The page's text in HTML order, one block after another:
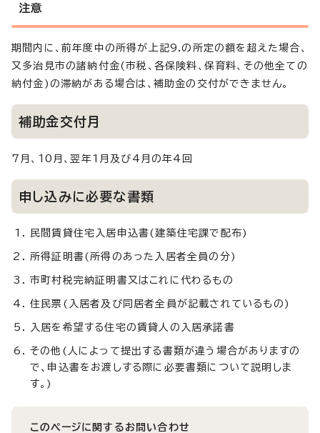
注意
期間内に、前年度中の所得が上記9.の所定の額を超えた場合、
又多治見市の諸納付金(市税、各保険料、保育料、その他全ての
納付金)の滞納がある場合は、補助金の交付ができません。
補助金交付月
7月、10月、翌年1月及び4月の年4回
申し込みに必要な書類
民間賃貸住宅入居申込書(建築住宅課で配布)
所得証明書(所得のあった入居者全員の分)
市町村税完納証明書又はこれに代わるもの
住民票(入居者及び同居者全員が記載されているもの)
入居を希望する住宅の賃貸人の入居承諾書
その他(人によって提出する書類が違う場合がありますの
で、申込書をお渡しする際に必要書類について説明しま
す。)
このページに関する お問い合わせ